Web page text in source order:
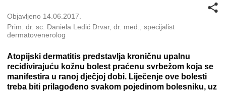
Objavljeno 14.06.2017.
Prim. dr. sc. Daniela Ledić Drvar, dr. med., specijalist
dermatovenerolog
Atopijski dermatitis predstavlja kroničnu upalnu
recidivirajuću kožnu bolest praćenu svrbežom koja se
manifestira u ranoj dječjoj dobi. Liječenje ove bolesti
treba biti prilagođeno svakom pojedinom bolesniku, uz